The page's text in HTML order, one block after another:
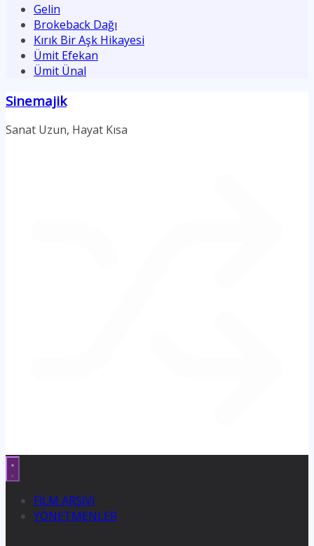
Gelin
Brokeback Dağı
Kırık Bir Aşk Hikayesi
Ümit Efekan
Ümit Ünal
Sinemajik
Sanat Uzun, Hayat Kısa
FİLM ARŞİVİ
YÖNETMENLER